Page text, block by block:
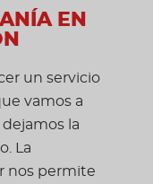
EN
un servicio
vamos a
la
La
nos permite